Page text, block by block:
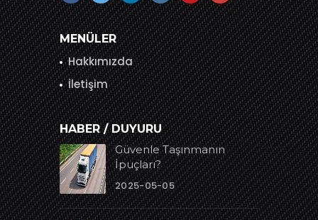
MENÜLER
Hakkımızda
İletişim
HABER / DUYURU
Güvenle Taşınmanın
İpuçları?
2025-05-05